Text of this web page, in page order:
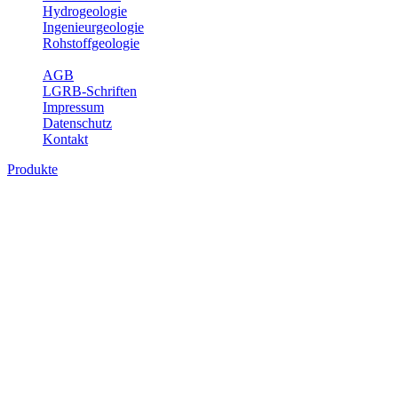
Hydrogeologie
Ingenieurgeologie
Rohstoffgeologie
AGB
LGRB-Schriften
Impressum
Datenschutz
Kontakt
Produkte